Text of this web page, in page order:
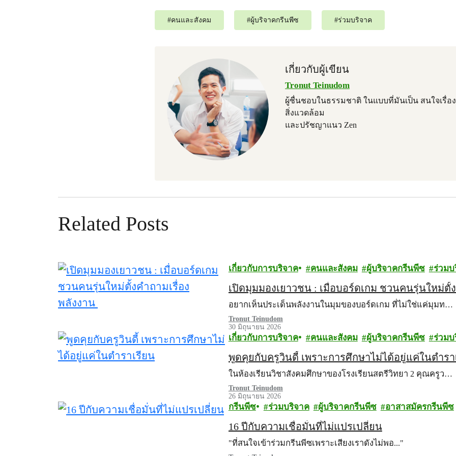
#คนและสังคม #ผู้บริจาคกรีนพีซ #ร่วมบริจาค
เกี่ยวกับผู้เขียน
Tronut Teinudom
ผู้ชื่นชอบในธรรมชาติ ในแบบที่มันเป็น สนใจเรื่
สิ่งแวดล้อม
และปรัชญาแนว Zen
Related Posts
เกี่ยวกับการบริจาค คนและสังคม ผู้บริจาคกรีนพีซ ร่วม
เปิดมุมมองเยาวชน : เมื่อบอร์ดเกม ชวนคนรุ่นใหม่ตั้
อยากเห็นประเด็นพลังงานในมุมของบอร์ดเกม ที่ไม่ใช่แค่มุมท…
Tronut Teinudom
30 มิถุนายน 2026
เกี่ยวกับการบริจาค คนและสังคม ผู้บริจาคกรีนพีซ ร่วม
พูดคุยกับครูวินดี้ เพราะการศึกษาไม่ได้อยู่แค่ในตำรา
ในห้องเรียนวิชาสังคมศึกษาของโรงเรียนสตรีวิทยา 2 คุณครูว…
Tronut Teinudom
26 มิถุนายน 2026
กรีนพีซ ร่วมบริจาค ผู้บริจาคกรีนพีซ อาสาสมัครกรีนพีซ
16 ปีกับความเชื่อมั่นที่ไม่แปรเปลี่ยน
"ที่สนใจเข้าร่วมกรีนพีซเพราะเสียงเราดังไม่พอ..."